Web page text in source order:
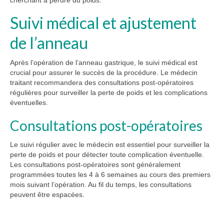
Suivi médical et ajustement
de l’anneau
Après l’opération de l’anneau gastrique, le suivi médical est
crucial pour assurer le succès de la procédure. Le médecin
traitant recommandera des consultations post-opératoires
régulières pour surveiller la perte de poids et les complications
éventuelles.
Consultations post-opératoires
Le suivi régulier avec le médecin est essentiel pour surveiller la
perte de poids et pour détecter toute complication éventuelle.
Les consultations post-opératoires sont généralement
programmées toutes les 4 à 6 semaines au cours des premiers
mois suivant l’opération. Au fil du temps, les consultations
peuvent être espacées.